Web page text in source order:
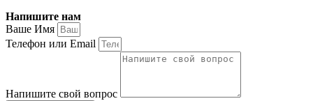
Напишите нам
Ваше Имя
Телефон или Email
Напишите свой вопрос